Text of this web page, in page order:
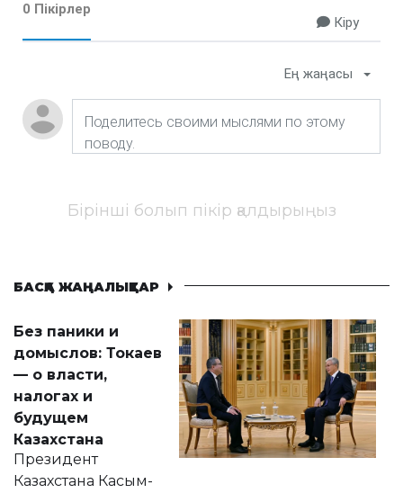
0 Пікірлер
Кіру
Ең жаңасы
Бірінші болып пікір қалдырыңыз
БАСҚА ЖАҢАЛЫҚТАР
Без паники и
домыслов: Токаев
— о власти,
налогах и
будущем
Казахстана
Президент
Казахстана Касым-